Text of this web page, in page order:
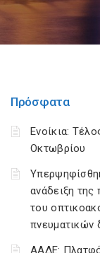
Πρόσφατα
Ενοίκια:
Οκτωβρίου
ανάδειξη της
του
πνευματικών
ΑΑΔΕ: